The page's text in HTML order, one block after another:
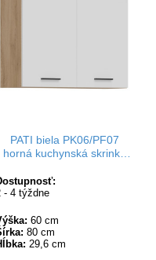
PATI biela PK06/PF07
horná kuchynská skrinka
- 4 týždne
60 cm
80 cm
29,6 cm